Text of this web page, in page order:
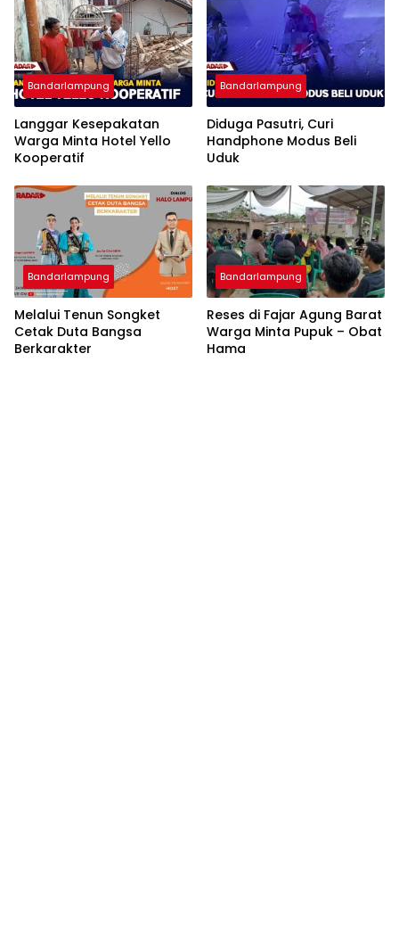
Bandarlampung
Langgar Kesepakatan
Warga Minta Hotel Yello
Kooperatif
Bandarlampung
Diduga Pasutri, Curi
Handphone Modus Beli
Uduk
Bandarlampung
Melalui Tenun Songket
Cetak Duta Bangsa
Berkarakter
Bandarlampung
Reses di Fajar Agung Barat
Warga Minta Pupuk – Obat
Hama